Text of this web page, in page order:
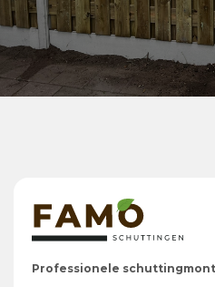
Professionele